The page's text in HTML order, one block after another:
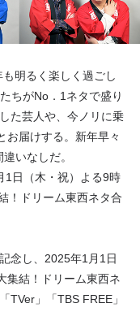
明るく楽しく過ごし
ちがNo．1ネタで盛り
た芸人や、今ノリに乗
お届けする。新年早々
いなしだ。
1日（木・祝）よる9時
！ドリーム東西ネタ合
念し、2025年1月1日
集結！ドリーム東西ネ
TVer」「TBS FREE」